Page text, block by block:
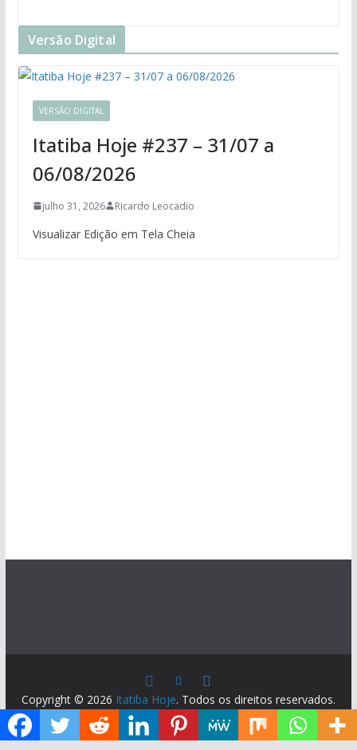
Versão Digital
VERSÃO DIGITAL
Itatiba Hoje #237 – 31/07 a
06/08/2026
julho 31, 2026 Ricardo Leocadio
Visualizar Edição em Tela Cheia
Copyright © 2026 Itatiba Hoje. Todos os direitos reservados.
Tema:ColorMag por ThemeGrill. Powered by WordPress